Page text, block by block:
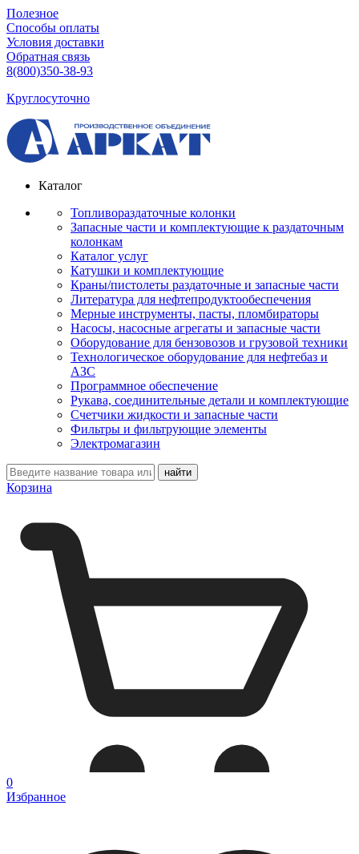
Полезное
Способы оплаты
Условия доставки
Обратная связь
8(800)350-38-93
Круглосуточно
Каталог
Топливораздаточные колонки
Запасные части и комплектующие к раздаточным
колонкам
Каталог услуг
Катушки и комплектующие
Краны/пистолеты раздаточные и запасные части
Литература для нефтепродуктообеспечения
Мерные инструменты, пасты, пломбираторы
Насосы, насосные агрегаты и запасные части
Оборудование для бензовозов и грузовой техники
Технологическое оборудование для нефтебаз и
АЗС
Программное обеспечение
Рукава, соединительные детали и комплектующие
Счетчики жидкости и запасные части
Фильтры и фильтрующие элементы
Электромагазин
Корзина
0
Избранное